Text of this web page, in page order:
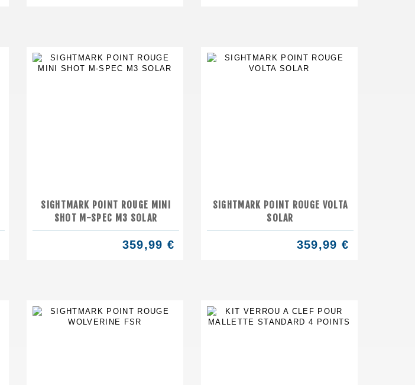
SIGHTMARK POINT ROUGE MINI
SHOT M-SPEC M3 SOLAR
359,99 €
SIGHTMARK POINT ROUGE VOLTA
SOLAR
359,99 €